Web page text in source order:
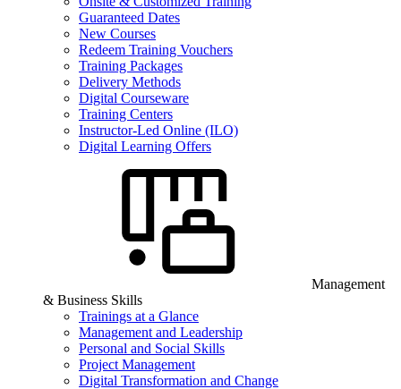
Guaranteed Dates
New Courses
Redeem Training Vouchers
Training Packages
Delivery Methods
Digital Courseware
Training Centers
Instructor-Led Online (ILO)
Digital Learning Offers
Management
& Business Skills
Trainings at a Glance
Management and Leadership
Personal and Social Skills
Project Management
Digital Transformation and Change